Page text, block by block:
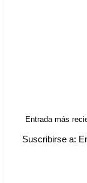
Entrada más
Suscribirse a: